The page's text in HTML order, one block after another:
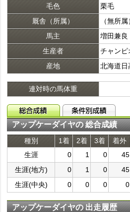
毛色
栗毛
厩舎（所属）
（無所属
馬主
増田兼良
生産者
チャンピ
産地
北海道日
連対時の馬体重
アップケーダイヤの 総合成績
種別 1着 2着 3着 着外
生涯
0 1 0 45
生涯(地方)
0 1 0 45
生涯(中央)
0 0 0 0
アップケーダイヤの 出走履歴